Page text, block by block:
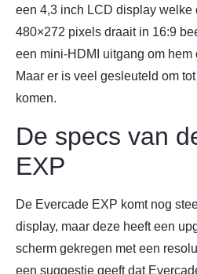
een 4,3 inch LCD display welke
480×272 pixels draait in 16:9
een mini-HDMI uitgang om
Maar er is veel gesleuteld om
komen.
De specs van
EXP
De Evercade EXP komt nog
display, maar deze heeft een
scherm gekregen met een
een suggestie geeft dat